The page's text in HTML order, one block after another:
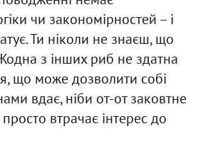
чи закономірностей – і
Ти ніколи не знаєш, що
з інших риб не здатна
що може дозволити собі
вдає, ніби от-от заковтне
втрачає інтерес до